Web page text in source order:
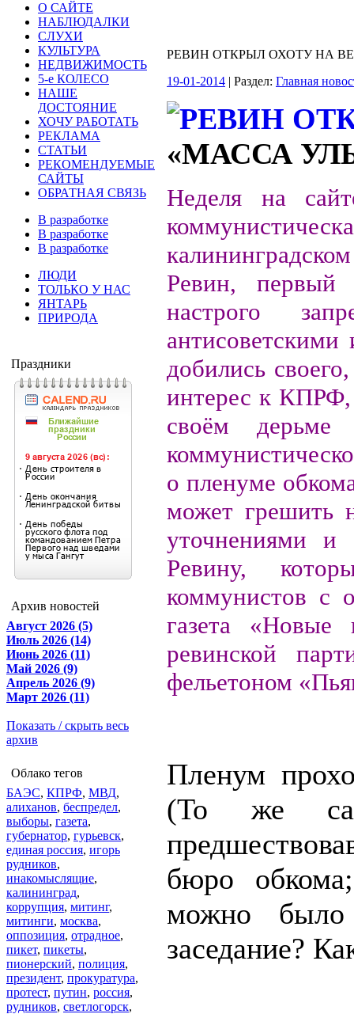
О САЙТЕ
НАБЛЮДАЛКИ
СЛУХИ
КУЛЬТУРА
НЕДВИЖИМОСТЬ
5-е КОЛЕСО
НАШЕ
ДОСТОЯНИЕ
ХОЧУ РАБОТАТЬ
РЕКЛАМА
СТАТЬИ
РЕКОМЕНДУЕМЫЕ
САЙТЫ
ОБРАТНАЯ СВЯЗЬ
В разработке
В разработке
В разработке
ЛЮДИ
ТОЛЬКО У НАС
ЯНТАРЬ
ПРИРОДА
Праздники
Архив новостей
Август 2026 (5)
Июль 2026 (14)
Июнь 2026 (11)
Май 2026 (9)
Апрель 2026 (9)
Март 2026 (11)
Показать / скрыть весь
архив
Облако тегов
БАЭС, КПРФ, МВД,
алиханов, беспредел,
выборы, газета,
губернатор, гурьевск,
единая россия, игорь
рудников,
инакомыслящие,
калининград,
коррупция, митинг,
митинги, москва,
оппозиция, отрадное,
пикет, пикеты,
пионерский, полиция,
президент, прокуратура,
протест, путин, россия,
рудников, светлогорск,
РЕВИН ОТКРЫЛ ОХОТУ НА
19-01-2014 | Раздел: Главная
«МАССА
Неделя на
Ревин, первый
настрого
добились
интерес к КПРФ,
своём
о пленуме
может грешить
уточнениями и
Ревину,
коммунистов с
газета «Новые
ревинской
фельетоном
Пленум
(То же
бюро
можно было
заседание?